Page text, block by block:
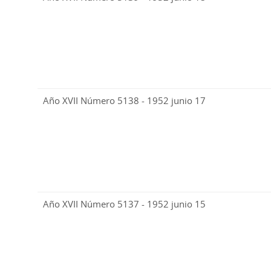
Año XVII Número 5138 - 1952 junio 17
Año XVII Número 5137 - 1952 junio 15